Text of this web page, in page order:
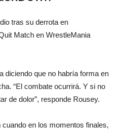
tras su derrota en
Match en WrestleMania
diciendo que no habría forma en
“El combate ocurrirá. Y si no
de dolor”, responde Rousey.
en los momentos finales,